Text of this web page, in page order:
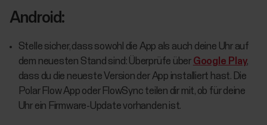
Android:
Stelle sicher, dass sowohl die App als auch deine Uhr auf
dem neuesten Stand sind: Überprüfe über Google Play,
dass du die neueste Version der App installiert hast. Die
Polar Flow App oder FlowSync teilen dir mit, ob für deine
Uhr ein Firmware-Update vorhanden ist.